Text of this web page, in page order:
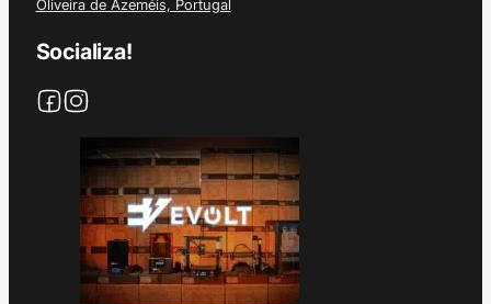
Oliveira de Azeméis, Portugal
Socializa!